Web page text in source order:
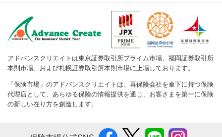
アドバンスクリエイトは東京証券取引所プライム市場、福岡証券取引所
本則市場、および札幌証券取引所本則市場に上場しております。
「保険市場」のアドバンスクリエイトは、再保険会社を傘下に持つ保険
代理店として、あらゆる保険の情報提供を通じ、お客さまを第一に保険
の新しい在り方を創造します。